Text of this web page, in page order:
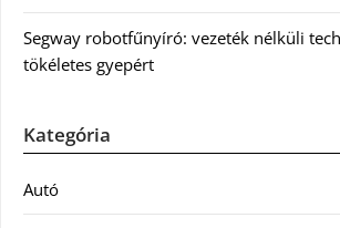
Segway robotfűnyíró: vezeték nélküli
tökéletes gyepért
Kategória
Autó